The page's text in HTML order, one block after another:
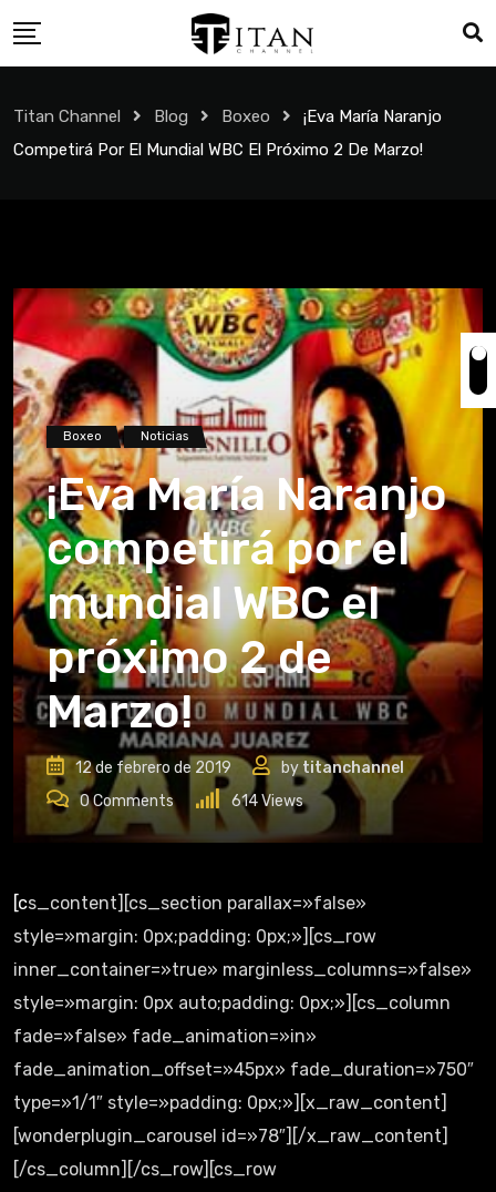
Titan Channel Blog Boxeo
¡Eva María Naranjo
Competirá Por El Mundial WBC El Próximo 2 De Marzo!
Boxeo Noticias
¡Eva María Naranjo
competirá por el
mundial WBC el
próximo 2 de
Marzo!
12 de febrero de 2019 by titanchannel
0Comments 614Views
[cs_content][cs_section parallax=»false»
style=»margin: 0px;padding: 0px;»][cs_row
inner_container=»true» marginless_columns=»false»
style=»margin: 0px auto;padding: 0px;»][cs_column
fade=»false» fade_animation=»in»
fade_animation_offset=»45px» fade_duration=»750″
type=»1/1″ style=»padding: 0px;»][x_raw_content]
[wonderplugin_carousel id=»78″][/x_raw_content]
[/cs_column][/cs_row][cs_row